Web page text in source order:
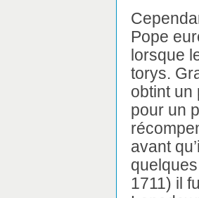
Pope
lorsque
torys.
obtint un
pour un
avant
1711) il